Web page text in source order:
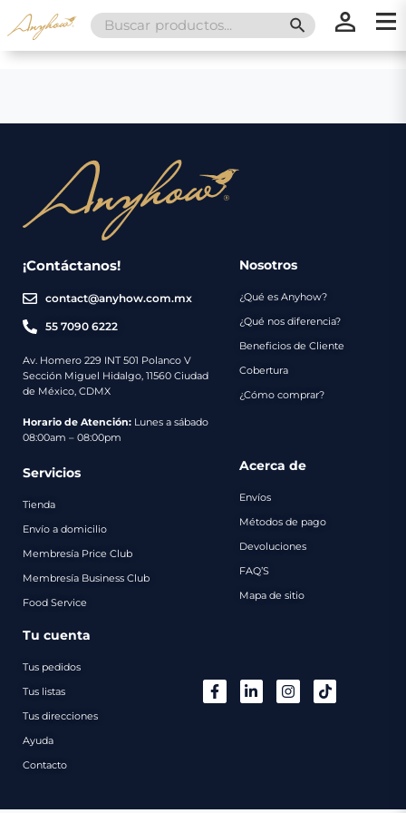
Search
for:
SEARCH
¡Contáctanos!
contact@anyhow.com.mx
55 7090 6222
Av. Homero 229 INT 501 Polanco V
Sección Miguel Hidalgo, 11560 Ciudad
de México, CDMX
Horario de Atención: Lunes a sábado
08:00am – 08:00pm
Nosotros
¿Qué es Anyhow?
¿Qué nos diferencia?
Beneficios de Cliente
Cobertura
¿Cómo comprar?
Servicios
Tienda
Envío a domicilio
Membresía Price Club
Membresía Business Club
Food Service
Acerca de
Envíos
Métodos de pago
Devoluciones
FAQ’S
Mapa de sitio
Tu cuenta
Tus pedidos
Tus listas
Tus direcciones
Ayuda
Contacto
Nosotros
Servicios
Envíos
Métodos
de
Catálogo
Regalos
Contacto